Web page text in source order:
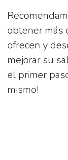
obtener más
ofrecen y
mejorar su
el primer
mismo!